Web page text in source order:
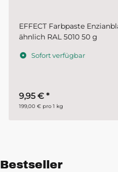
EFFECT Farbpaste Enzianblau
ähnlich RAL 5010 50 g
Sofort verfügbar
9,95 € *
199,00 € pro 1 kg
Bestseller